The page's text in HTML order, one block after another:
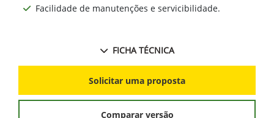
Facilidade de manutenções e servicibilidade.
FICHA TÉCNICA
Solicitar uma proposta
Comparar versão